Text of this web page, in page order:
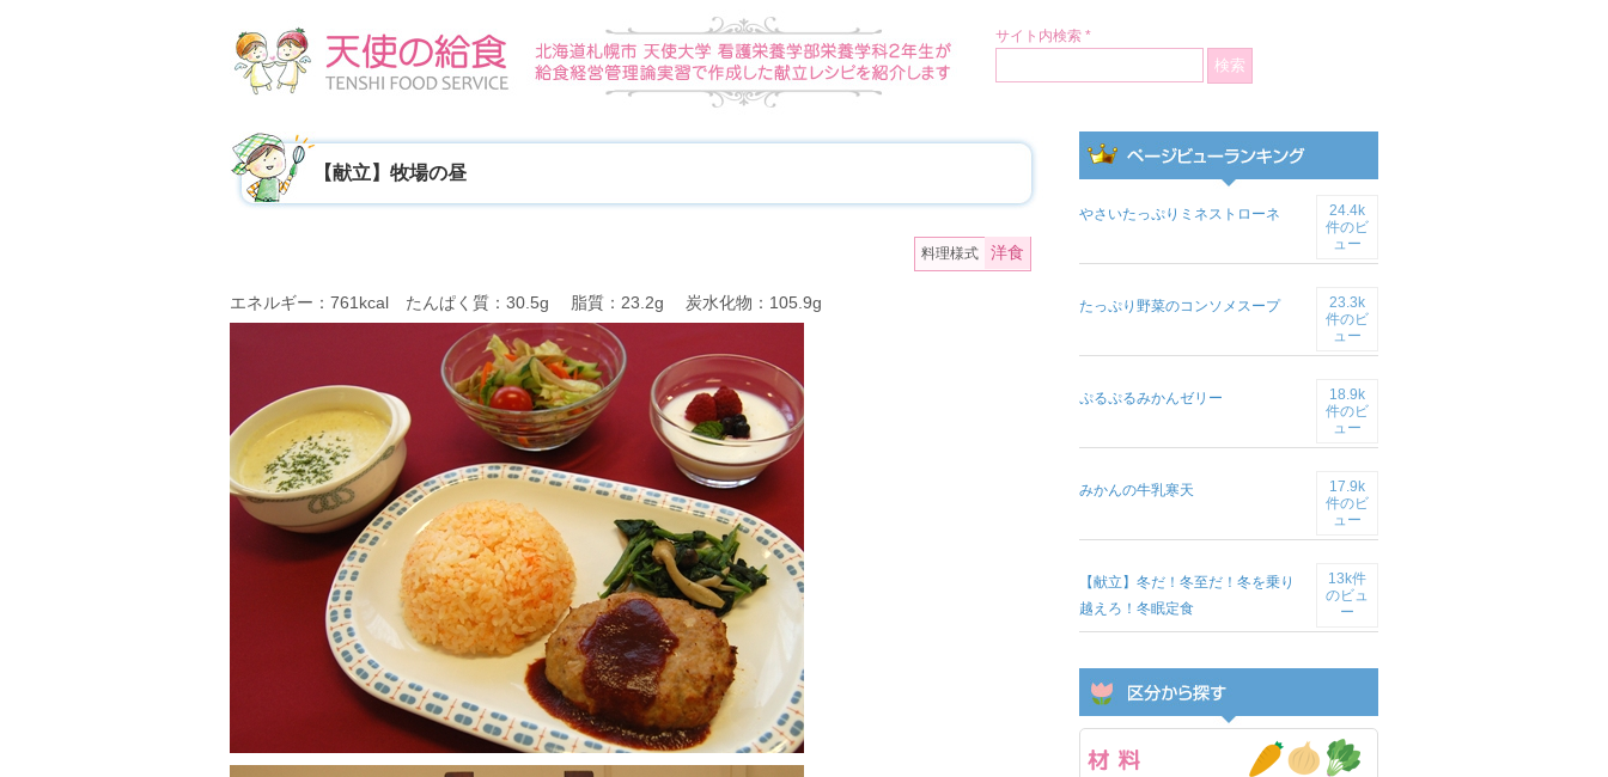
サイト内検索 *
【献立】牧場の昼
料理様式 洋食
エネルギー：761kcal たんぱく質：30.5g 脂質：23.2g 炭水化物：105.9g
やさいたっぷりミネストローネ
24.4k
件のビ
ュー
たっぷり野菜のコンソメスープ
23.3k
件のビ
ュー
ぷるぷるみかんゼリー
18.9k
件のビ
ュー
みかんの牛乳寒天
17.9k
件のビ
ュー
【献立】冬だ！冬至だ！冬を乗り
越えろ！冬眠定食
13k件
のビュ
ー